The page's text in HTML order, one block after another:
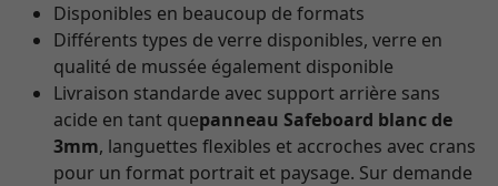
Disponibles en beaucoup de formats
Différents types de verre disponibles, verre en
qualité de mussée également disponible
Livraison standarde avec support arrière sans
acide en tant quepanneau Safeboard blanc de
3mm, languettes flexibles et accroches avec crans
pour un format portrait et paysage. Sur demande